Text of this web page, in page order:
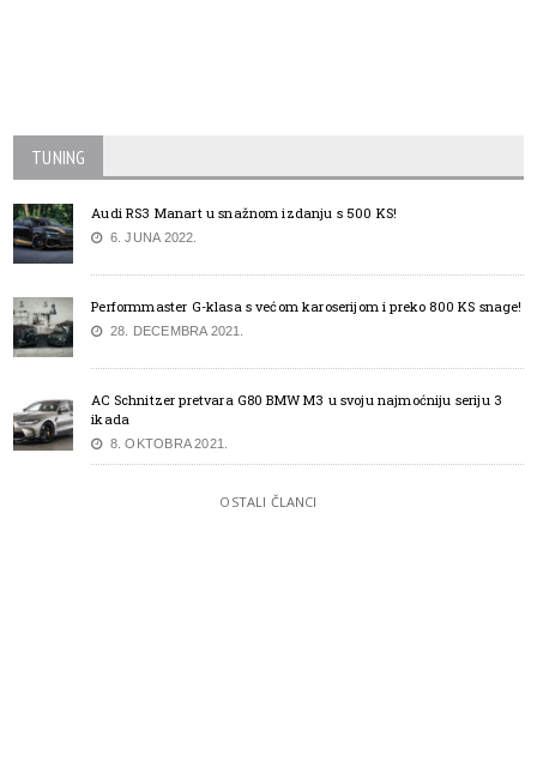
TUNING
Audi RS3 Manart u snažnom izdanju s 500 KS!
6. JUNA 2022.
Performmaster G-klasa s većom karoserijom i preko 800 KS snage!
28. DECEMBRA 2021.
AC Schnitzer pretvara G80 BMW M3 u svoju najmoćniju seriju 3
ikada
8. OKTOBRA 2021.
OSTALI ČLANCI